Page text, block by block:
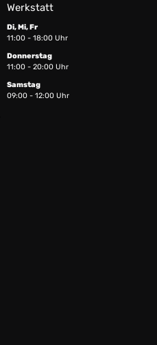
Werkstatt
Di, Mi, Fr
11:00 - 18:00 Uhr
Donnerstag
11:00 - 20:00 Uhr
Samstag
09:00 - 12:00 Uhr